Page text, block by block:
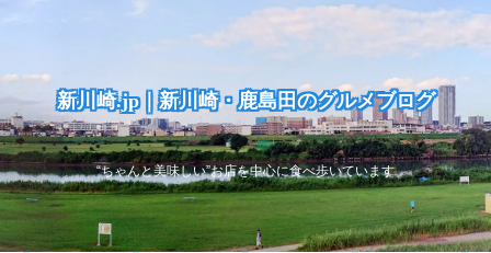
新川崎.jp｜新川崎・鹿島田のグルメブログ
“ちゃんと美味しい”お店を中心に食べ歩いています